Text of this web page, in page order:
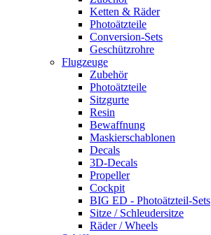
Ketten & Räder
Photoätzteile
Conversion-Sets
Geschützrohre
Flugzeuge
Zubehör
Photoätzteile
Sitzgurte
Resin
Bewaffnung
Maskierschablonen
Decals
3D-Decals
Propeller
Cockpit
BIG ED - Photoätzteil-Sets
Sitze / Schleudersitze
Räder / Wheels